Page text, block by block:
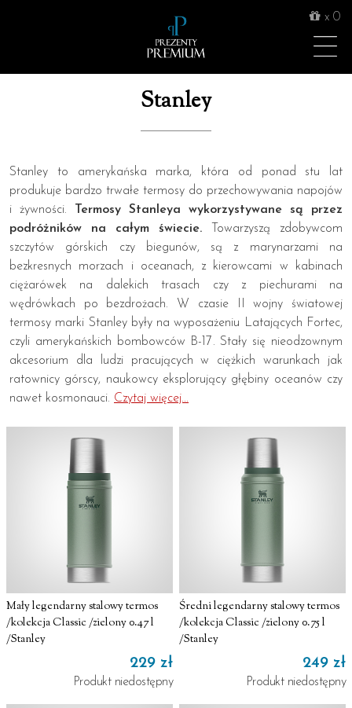
x 0
Stanley
Stanley to amerykańska marka, która od ponad stu lat
produkuje bardzo trwałe termosy do przechowywania napojów
i żywności.
Termosy Stanleya wykorzystywane są przez
podróżników na całym świecie. Towarzyszą zdobywcom
szczytów górskich czy biegunów, są z marynarzami na
bezkresnych morzach i oceanach, z kierowcami w kabinach
ciężarówek na dalekich trasach czy z piechurami na
wędrówkach po bezdrożach. W czasie II wojny światowej
termosy marki Stanley były na wyposażeniu Latających Fortec,
czyli amerykańskich bombowców B-17. Stały się nieodzownym
akcesorium dla ludzi pracujących w ciężkich warunkach jak
ratownicy górscy, naukowcy eksplorujący głębiny oceanów czy
nawet kosmonauci. Czytaj więcej...
Mały legendarny stalowy termos
/kolekcja Classic /zielony 0.47 l
/Stanley
229 zł
Produkt niedostępny
Średni legendarny stalowy termos
/kolekcja Classic /zielony 0.75 l
/Stanley
249 zł
Produkt niedostępny